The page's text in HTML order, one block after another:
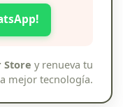
Store y renueva tu
mejor tecnología.